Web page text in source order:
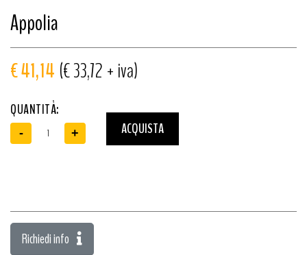
Appolia
€ 41,14 (€ 33,72 + iva)
QUANTITÀ:
- + ACQUISTA
Richiedi info